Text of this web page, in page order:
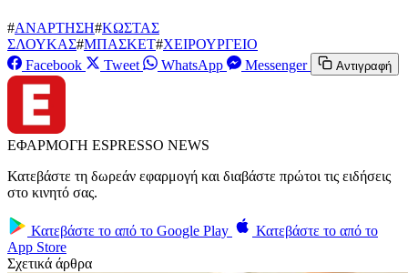
#ΑΝΑΡΤΗΣΗ#ΚΩΣΤΑΣ
ΣΛΟΥΚΑΣ#ΜΠΑΣΚΕΤ#ΧΕΙΡΟΥΡΓΕΙΟ
Facebook
Tweet WhatsApp Messenger Αντιγραφή
ΕΦΑΡΜΟΓΗ ESPRESSO NEWS
Κατεβάστε τη δωρεάν εφαρμογή και διαβάστε πρώτοι τις ειδήσεις
στο κινητό σας.
Κατεβάστε το από το Google Play
Κατεβάστε το από το
App Store
Σχετικά άρθρα